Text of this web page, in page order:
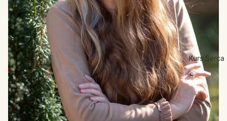
Kurs Serca